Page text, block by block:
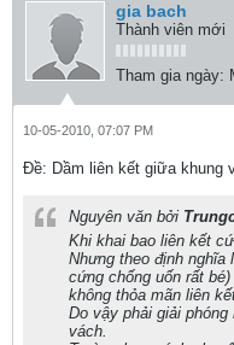
gia bach
Thành viên mới
Tham gia ngày:
10-05-2010, 07:07 PM
Ðề: Dầm liên kết giữa khung
Nguyên văn bởi
Khi khai bao liên kết
Nhưng theo định
cứng chống uốn rất
không thỏa mãn liên
Do vậy phải giải
vách.